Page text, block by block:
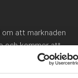
att marknaden
och kommer att
fortsatt positiv,